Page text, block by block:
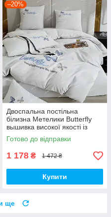
–20%
Двоспальна постільна
білизна Метелики Butterfly
вышивка високої якості із
сатину 180*220 см.
Готово до відправки
1 178 ₴ 1 472 ₴
Купити
ще